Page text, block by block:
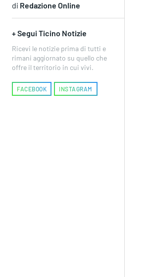
di Redazione Online
+ Segui Ticino Notizie
Ricevi le notizie prima di tutti e
rimani aggiornato su quello che
offre il territorio in cui vivi.
FACEBOOK INSTAGRAM